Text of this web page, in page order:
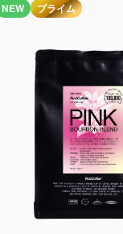
NEW プライム